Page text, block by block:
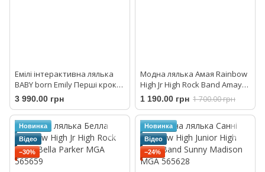
Емілі інтерактивна лялька
BABY born Emily Перші кроки
(43 см) Zapf Creation 838426
3 990.00 грн
Модна лялька Амая Rainbow
High Jr High Rock Band Amaya
Raine MGA 565772
1 190.00 грн 1 700.00 грн
Новинка
Відео
−30%
Новинка
Відео
−24%